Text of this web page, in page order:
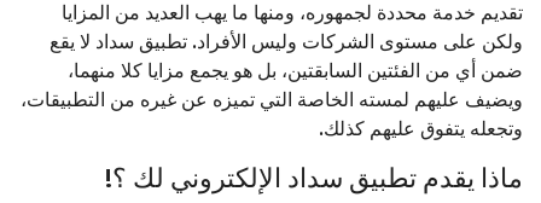
تقديم خدمة محددة لجمهوره، ومنها ما يهب العديد من المزايا
ولكن على مستوى الشركات وليس الأفراد. تطبيق سداد لا يقع
ضمن أي من الفئتين السابقتين، بل هو يجمع مزايا كلا منهما،
ويضيف عليهم لمسته الخاصة التي تميزه عن غيره من التطبيقات،
وتجعله يتفوق عليهم كذلك.
ماذا يقدم تطبيق سداد الإلكتروني لك ؟!